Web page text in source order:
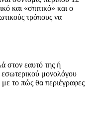
και «σπιτικό» και ο
τρόπους να
στον εαυτό της ή
εσωτερικού μονολόγου
με το πώς θα περιέγραφες